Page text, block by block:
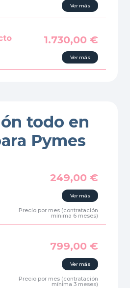
Ver más
1.730,00 €
Ver más
todo en
Pymes
249,00 €
Ver más
Precio por mes (contratación
mínima 6 meses)
799,00 €
Ver más
Precio por mes (contratación
mínima 3 meses)